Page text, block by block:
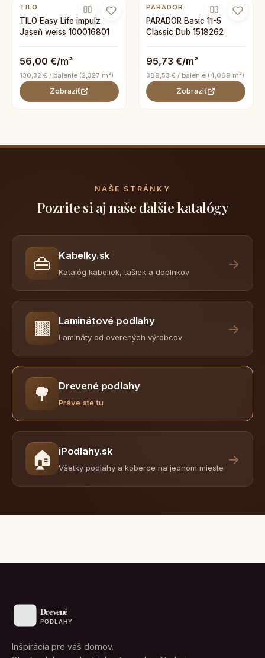
TILO
TILO Easy Life impulz
Jaseň weiss 100016801
56,00 €/m²
130,32 € / balenie (2,327 m²)
Zobraziť
PARADOR
PARADOR Basic 11-5
Classic Dub 1518262
95,73 €/m²
389,53 € / balenie (4,069 m²)
Zobraziť
NAŠE STRÁNKY
Pozrite si aj naše ďalšie katalógy
👜 Kabelky.sk
Katalóg kabeliek, tašiek a doplnkov
→
🟫 Laminátové podlahy
Lamináty od overených výrobcov
→
🌳 Drevené podlahy
Práve ste tu
🏠 iPodlahy.sk
Všetky podlahy a koberce na jednom mieste
→
Inšpirácia pre váš domov.